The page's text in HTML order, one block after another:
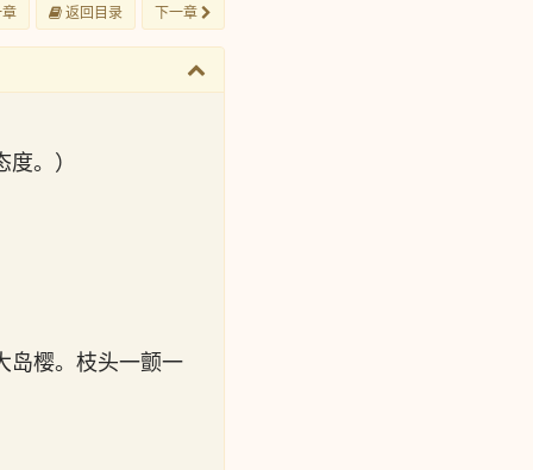
返回目录 下一章
。）
岛樱。枝头一颤一